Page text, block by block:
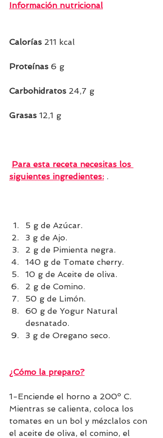
Información nutricional
Calorías 211 kcal
Proteínas 6 g
Carbohidratos 24,7 g
Grasas 12,1 g
Para esta receta necesitas los
siguientes ingredientes: .
5 g de Azúcar.
3 g de Ajo.
2 g de Pimienta negra.
140 g de Tomate cherry.
10 g de Aceite de oliva.
2 g de Comino.
50 g de Limón.
60 g de Yogur Natural
desnatado.
3 g de Oregano seco.
¿Cómo la preparo?
1-Enciende el horno a 200º C.
Mientras se calienta, coloca los
tomates en un bol y mézclalos con
el aceite de oliva, el comino, el